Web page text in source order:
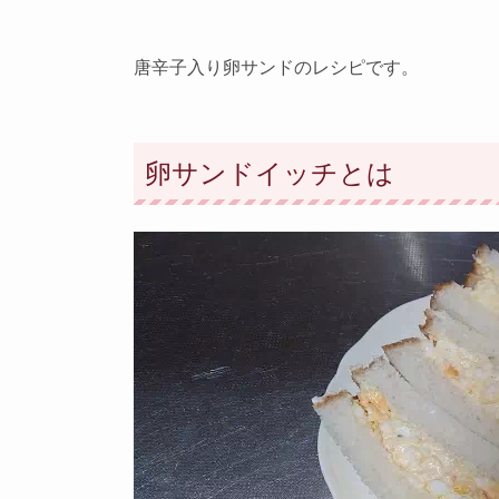
唐辛子入り卵サンドのレシピです。
卵サンドイッチとは